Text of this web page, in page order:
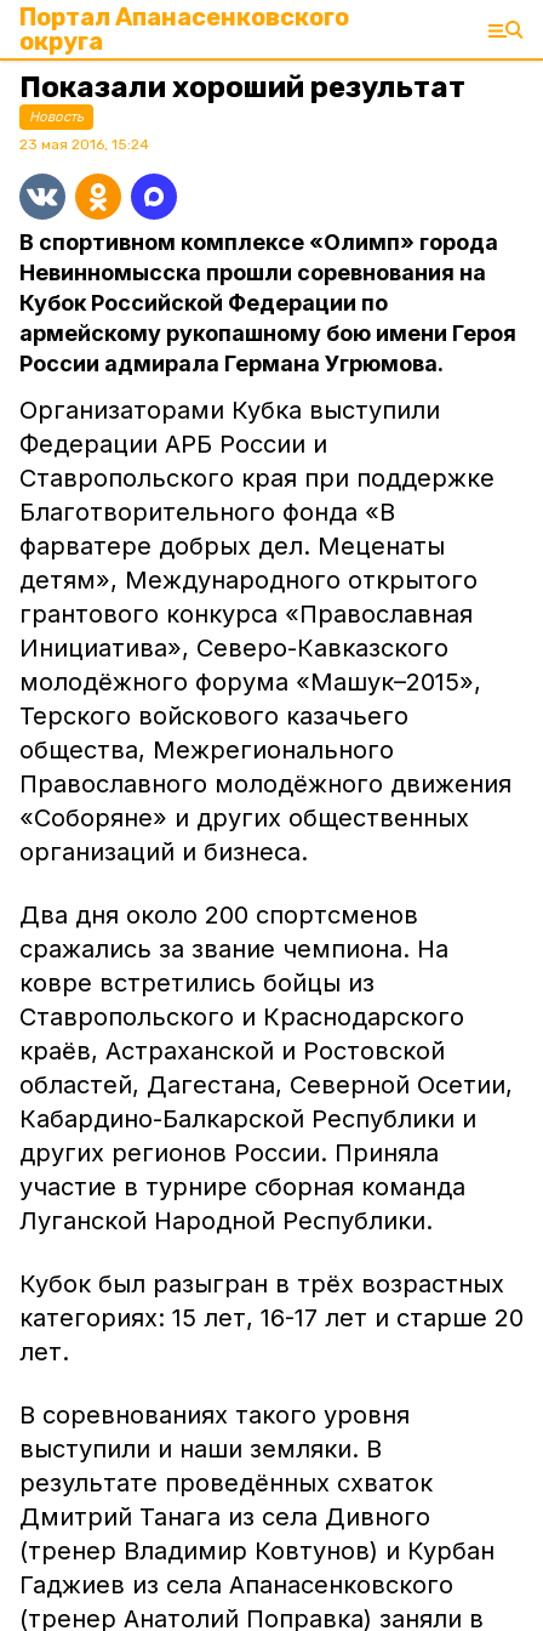
Портал Апанасенковского
округа
Показали хороший результат
Новость
23 мая 2016, 15:24
В спортивном комплексе «Олимп» города
Невинномысска прошли соревнования на
Кубок Российской Федерации по
армейскому рукопашному бою имени Героя
России адмирала Германа Угрюмова.
Организаторами Кубка выступили
Федерации АРБ России и
Ставропольского края при поддержке
Благотворительного фонда «В
фарватере добрых дел. Меценаты
детям», Международного открытого
грантового конкурса «Православная
Инициатива», Северо-Кавказского
молодёжного форума «Машук–2015»,
Терского войскового казачьего
общества, Межрегионального
Православного молодёжного движения
«Соборяне» и других общественных
организаций и бизнеса.
Два дня около 200 спортсменов
сражались за звание чемпиона. На
ковре встретились бойцы из
Ставропольского и Краснодарского
краёв, Астраханской и Ростовской
областей, Дагестана, Северной Осетии,
Кабардино-Балкарской Республики и
других регионов России. Приняла
участие в турнире сборная команда
Луганской Народной Республики.
Кубок был разыгран в трёх возрастных
категориях: 15 лет, 16-17 лет и старше 20
лет.
В соревнованиях такого уровня
выступили и наши земляки. В
результате проведённых схваток
Дмитрий Танага из села Дивного
(тренер Владимир Ковтунов) и Курбан
Гаджиев из села Апанасенковского
(тренер Анатолий Поправка) заняли в